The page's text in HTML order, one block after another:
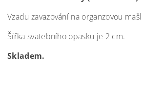
Vzadu zavazování na organzovou
Šířka svatebního opasku je 2 cm.
Skladem.